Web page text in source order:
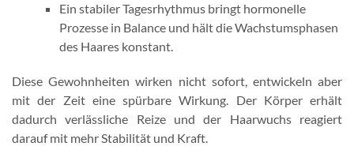
Ein stabiler Tagesrhythmus bringt hormonelle
Prozesse in Balance und hält die Wachstumsphasen
des Haares konstant.
Diese Gewohnheiten wirken nicht sofort, entwickeln aber
mit der Zeit eine spürbare Wirkung. Der Körper erhält
dadurch verlässliche Reize und der Haarwuchs reagiert
darauf mit mehr Stabilität und Kraft.